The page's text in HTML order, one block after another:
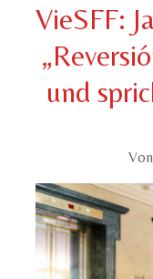
VieSFF:
und
Von